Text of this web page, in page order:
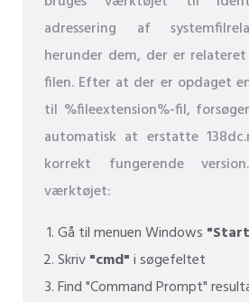
adressering af
herunder dem, der er
filen. Efter at der er opdaget
til %fileextension%-fil,
automatisk at erstatte
korrekt fungerende
værktøjet:
Gå til menuen Windows
Skriv"cmd"i søgefeltet
Find "Command Prompt"